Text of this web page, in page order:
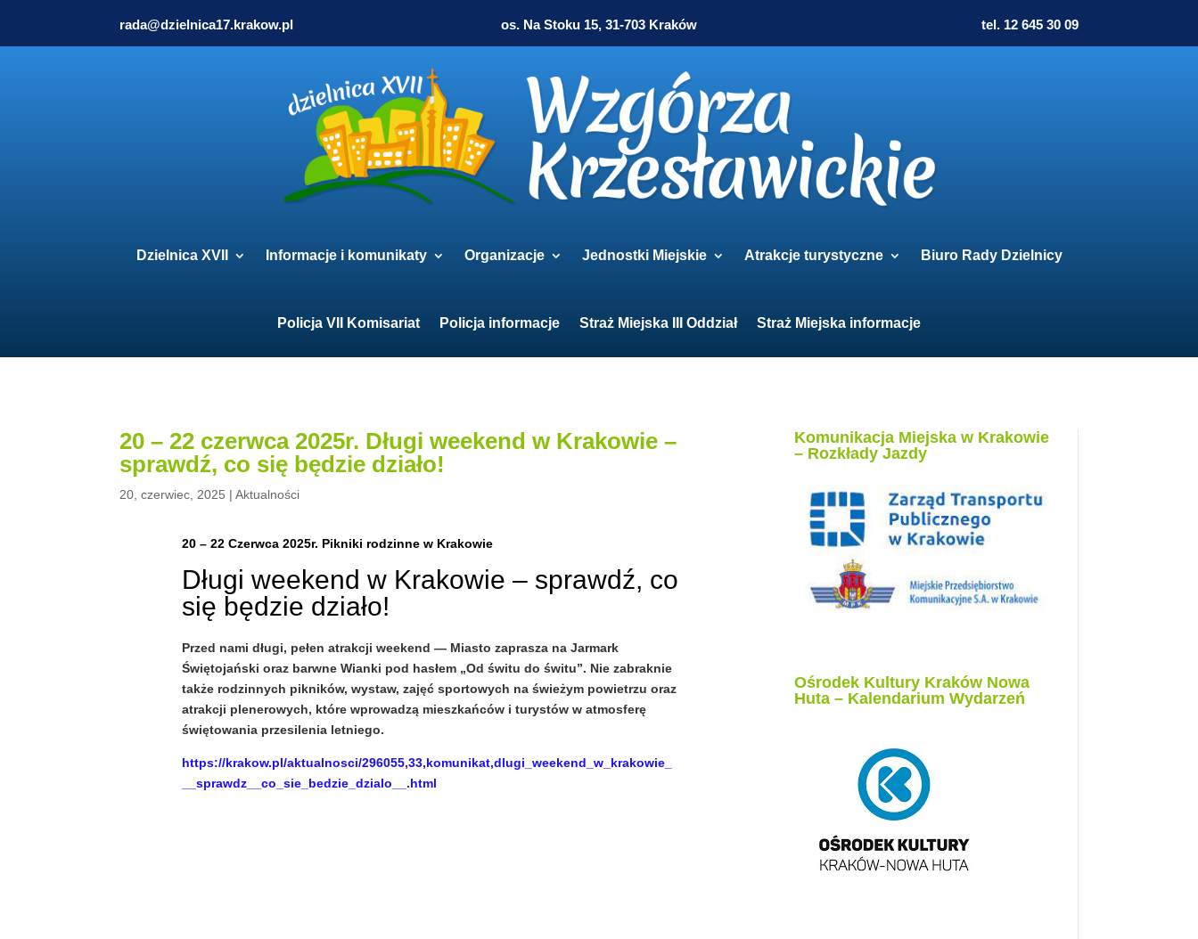
rada@dzielnica17.krakow.pl os. Na Stoku 15, 31-703 Kraków tel. 12 645 30 09
Dzielnica XVII Informacje i komunikaty Organizacje Jednostki Miejskie Atrakcje turystyczne Biuro Rady Dzielnicy
Policja VII Komisariat Policja informacje Straż Miejska III Oddział Straż Miejska informacje
20 – 22 czerwca 2025r. Długi weekend w Krakowie –
sprawdź, co się będzie działo!
20, czerwiec, 2025 |Aktualności
20 – 22 Czerwca 2025r. Pikniki rodzinne w Krakowie
Długi weekend w Krakowie – sprawdź, co
się będzie działo!
Przed nami długi, pełen atrakcji weekend — Miasto zaprasza na Jarmark
Świętojański oraz barwne Wianki pod hasłem „Od świtu do świtu”. Nie zabraknie
także rodzinnych pikników, wystaw, zajęć sportowych na świeżym powietrzu oraz
atrakcji plenerowych, które wprowadzą mieszkańców i turystów w atmosferę
świętowania przesilenia letniego.
https://krakow.pl/aktualnosci/296055,33,komunikat,dlugi_weekend_w_krakowie_
__sprawdz__co_sie_bedzie_dzialo__.html
Komunikacja Miejska w Krakowie
– Rozkłady Jazdy
Ośrodek Kultury Kraków Nowa
Huta – Kalendarium Wydarzeń